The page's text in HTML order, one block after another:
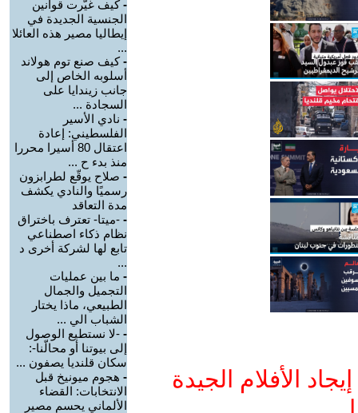
الأفلام الجيدة
-كيف غيّرت قوانين
الجنسية الجديدة في
إيطاليا مصير هذه العائلا
...
-كيف صنع توم هولاند
أسلوبه الخاص إلى
جانب زيندايا على
السجادة ...
- نادي الأسير
الفلسطيني: إعادة
اعتقال 80 أسيرا محررا
منذ بدء ح ...
- صلاح يوقّع لطرابزون
رسميًا والنادي يكشف
مدة التعاقد
- -ميتا- تعترف باختراق
نظام ذكاء اصطناعي
تابع لها لشركة أخرى د
...
- ما بين عمليات
التجميل والجمال
الطبيعي، ماذا يختار
الشباب الي ...
- -لا نستطيع الوصول
إلى بيوتنا أو محالّنا-:
سكان قلنديا يصفون ...
- هجوم ميونيخ قبل
الانتخابات: القضاء
الألماني يحسم مصير